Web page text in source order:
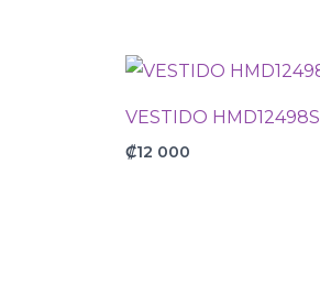
VESTIDO HMD12498S
₡12 000